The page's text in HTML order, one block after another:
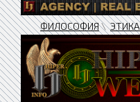
ФИЛОСОФИЯ\ЭТИКА